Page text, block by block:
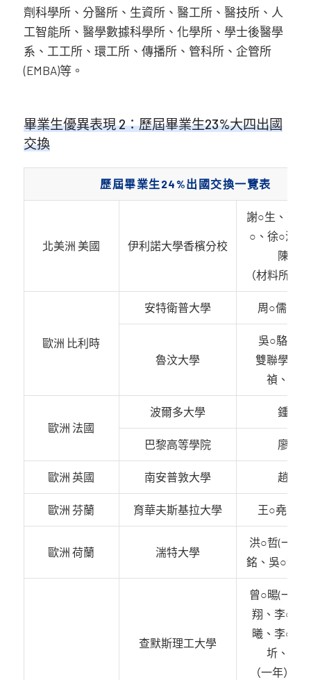
劑科學所、分醫所、生資所、醫工所、醫技所、人
工智能所、醫學數據科學所、化學所、學士後醫學
系、工工所、環工所、傳播所、管科所、企管所
(EMBA)等。
畢業生優異表現 2：歷屆畢業生23%大四出國
交換
歷屆畢業生24%出國交換一覽表
北美洲 美國 伊利諾大學香檳分校
謝○生、薛○
○、徐○鴻(
陳○宇
（材料所
歐洲 比利時
安特衛普大學 周○儒、
魯汶大學
吳○駱(一
雙聯學位
禎、王○
歐洲 法國
波爾多大學 鍾○晏
巴黎高等學院 廖○儀
歐洲 英國 南安普敦大學 趙○翰
歐洲 芬蘭 育華夫斯基拉大學 王○堯、
歐洲 荷蘭 湍特大學
洪○哲(一年)
銘、吳○瀓
查默斯理工大學
曾○暘(一年)
翔、李○潔
曦、李○峰
圻、謝○
（一年）張